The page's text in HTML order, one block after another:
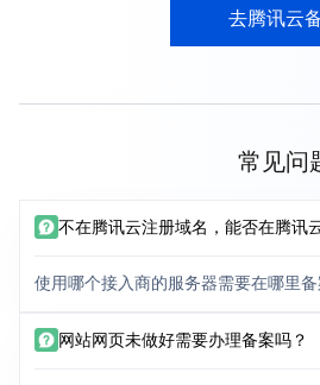
去腾讯云
常见问
不在腾讯云注册域名，能否在腾讯
使用哪个接入商的服务器需要在哪里
网站网页未做好需要办理备案吗？